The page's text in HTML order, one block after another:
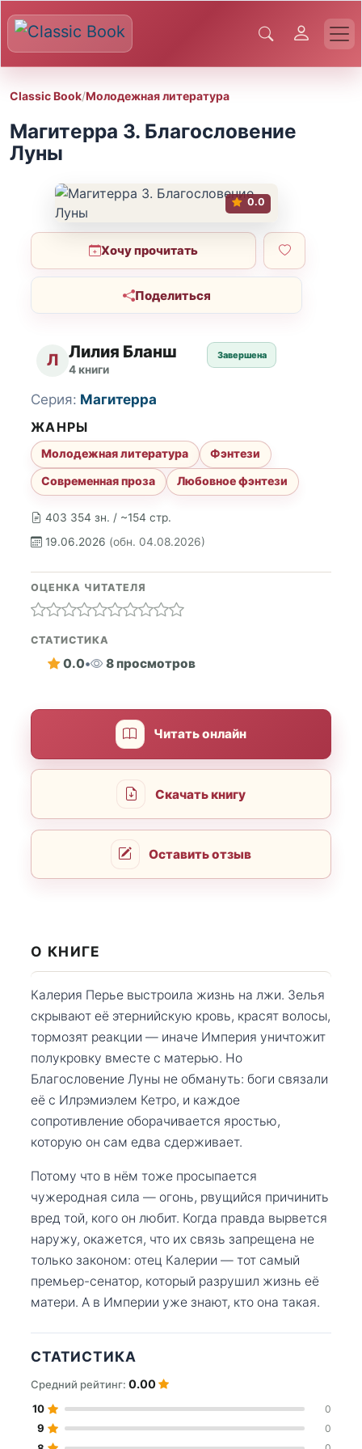
Classic Book/Молодежная литература
Магитерра 3. Благословение
Луны
0.0
Хочу прочитать
Поделиться
Л Лилия Бланш
4 книги
Завершена
403 354 зн. / ~154 стр.
19.06.2026 (обн. 04.08.2026)
Серия: Магитерра
ЖАНРЫ
Молодежная литература
Фэнтези
Современная проза
Любовное фэнтези
ОЦЕНКА ЧИТАТЕЛЯ
СТАТИСТИКА
0.0• 8 просмотров
Читать онлайн
Скачать книгу
Оставить отзыв
О КНИГЕ
Калерия Перье выстроила жизнь на лжи. Зелья
скрывают её этернийскую кровь, красят волосы,
тормозят реакции — иначе Империя уничтожит
полукровку вместе с матерью. Но
Благословение Луны не обмануть: боги связали
её с Илрэмиэлем Кетро, и каждое
сопротивление оборачивается яростью,
которую он сам едва сдерживает.
Потому что в нём тоже просыпается
чужеродная сила — огонь, рвущийся причинить
вред той, кого он любит. Когда правда вырвется
наружу, окажется, что их связь запрещена не
только законом: отец Калерии — тот самый
премьер-сенатор, который разрушил жизнь её
матери. А в Империи уже знают, кто она такая.
СТАТИСТИКА
Средний рейтинг: 0.00
10 0
9 0